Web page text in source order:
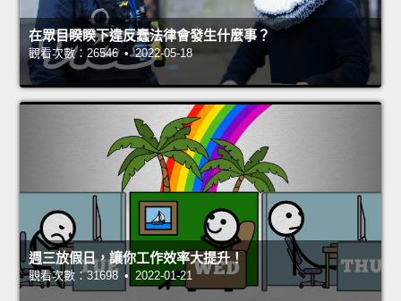
在眾目睽睽下違反蠢法律會發生什麼事？
觀看次數：26546 • 2022-05-18
週三放假日，讓你工作效率大提升！
觀看次數：31698 • 2022-01-21